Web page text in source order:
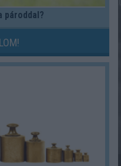
pároddal?